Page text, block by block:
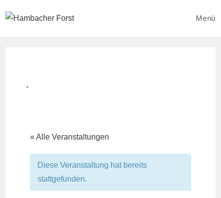
Inhalt
Menü
« Alle Veranstaltungen
Diese Veranstaltung hat bereits
stattgefunden.